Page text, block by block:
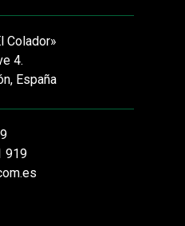
Colador»
4.
España
919